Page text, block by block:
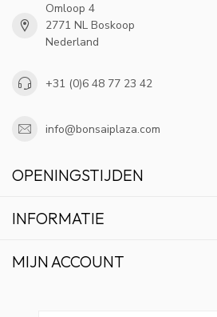
Omloop 4
2771 NL Boskoop
Nederland
+31 (0)6 48 77 23 42
info@bonsaiplaza.com
OPENINGSTIJDEN
INFORMATIE
MIJN ACCOUNT